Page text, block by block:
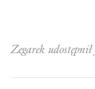
Zegarek